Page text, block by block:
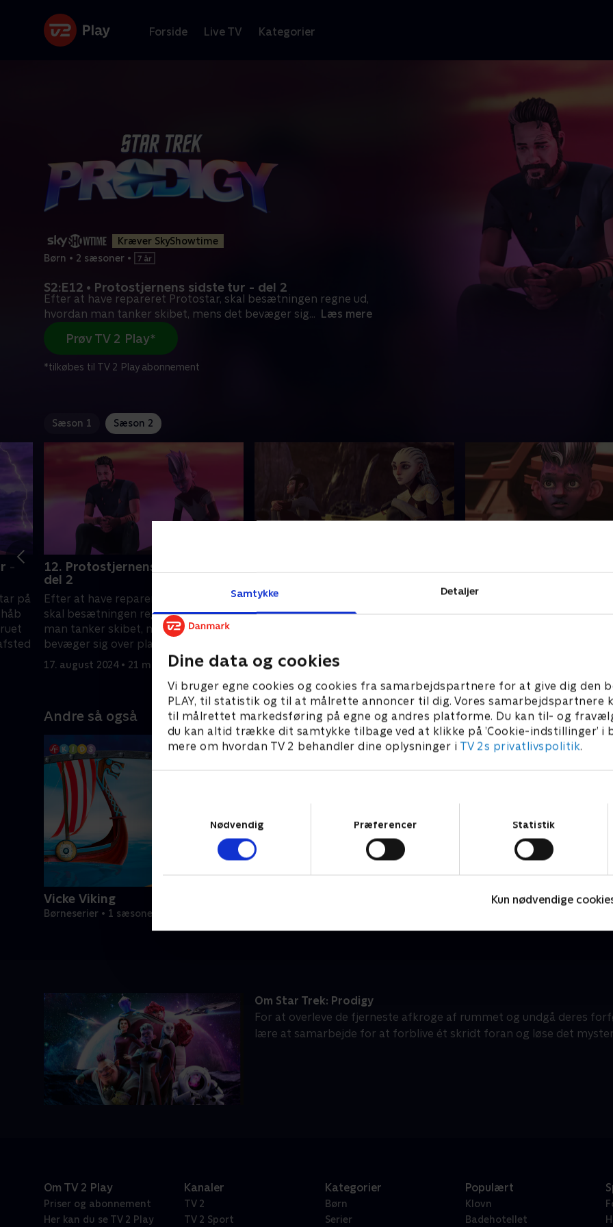
Samtykke Detaljer
Dine data og cookies
Vi bruger egne cookies og cookies fra samarbejdspartnere for at give dig den
PLAY, til statistik og til at målrette annoncer til dig. Vores samarbejdspartnere
til målrettet markedsføring på egne og andres platforme. Du kan til- og
du kan altid trække dit samtykke tilbage ved at klikke på ’Cookie-indstillinger’ i
mere om hvordan TV 2 behandler dine oplysninger i TV 2s privatlivspolitik.
Nødvendig
Præferencer Statistik
Kun nødvendige
Forside Live TV Kategorier
Kræver SkyShowtime
Børn • 2 sæsoner •
S2:E12 • Protostjernens sidste tur - del 2
Efter at have repareret Protostar, skal besætningen regne ud,
hvordan man tanker skibet, mens det bevæger sig... Læs mere
Prøv TV 2 Play*
*tilkøbes til TV 2 Play abonnement
Sæson 1 Sæson 2
-
på
12. Protostjernens sidste tur -
del 2
Efter at have repareret Protostar,
skal besætningen regne ud, hvordan
man tanker skibet, mens det
bevæger sig over planetens
gasformige hav
17. august 2024 • 21 min
mærkelig ny verden, men opdager
snart, at planeten er inficeret med en
17. august 2024 • 22 min
Protostar-besætningen må
gennem flere dimensioner
Andre så også
Vicke Viking
Børneserier • 1 sæsoner
Miniteve: Musikinstrumenter
Om Star Trek: Prodigy
For at overleve de fjerneste afkroge af rummet og undgå deres
lære at samarbejde for at forblive ét skridt foran og løse det
Om TV 2 Play
Priser og abonnement
Her kan du se TV 2 Play
Kanaler
TV 2
TV 2 Sport
Kategorier
Børn
Serier
Populært
Klovn
Badehotellet